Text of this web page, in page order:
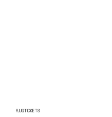
FLUGTICKETS